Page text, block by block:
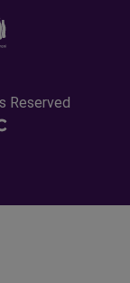
Reserved